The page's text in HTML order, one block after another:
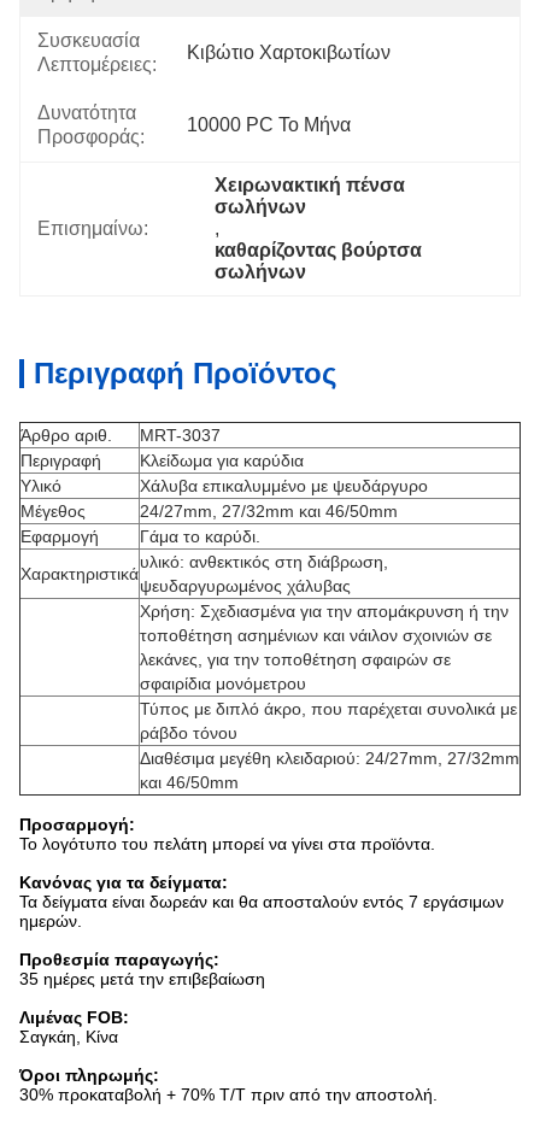
Συσκευασία
Λεπτομέρειες:
Κιβώτιο Χαρτοκιβωτίων
Δυνατότητα
Προσφοράς:
10000 PC Το Μήνα
Επισημαίνω:
Χειρωνακτική πένσα
σωλήνων
,
καθαρίζοντας βούρτσα
σωλήνων
Περιγραφή Προϊόντος
Άρθρο αριθ.
MRT-3037
Περιγραφή
Κλείδωμα για καρύδια
Υλικό
Χάλυβα επικαλυμμένο με ψευδάργυρο
Μέγεθος
24/27mm, 27/32mm και 46/50mm
Εφαρμογή
Γάμα το καρύδι.
Χαρακτηριστικά
υλικό: ανθεκτικός στη διάβρωση,
ψευδαργυρωμένος χάλυβας
Χρήση: Σχεδιασμένα για την απομάκρυνση ή την
τοποθέτηση ασημένιων και νάιλον σχοινιών σε
λεκάνες, για την τοποθέτηση σφαιρών σε
σφαιρίδια μονόμετρου
Τύπος με διπλό άκρο, που παρέχεται συνολικά με
ράβδο τόνου
Διαθέσιμα μεγέθη κλειδαριού: 24/27mm, 27/32mm
και 46/50mm
Προσαρμογή:
Το λογότυπο του πελάτη μπορεί να γίνει στα προϊόντα.
Κανόνας για τα δείγματα:
Τα δείγματα είναι δωρεάν και θα αποσταλούν εντός 7 εργάσιμων
ημερών.
Προθεσμία παραγωγής:
35 ημέρες μετά την επιβεβαίωση
Λιμένας FOB:
Σαγκάη, Κίνα
Όροι πληρωμής:
30% προκαταβολή + 70% T/T πριν από την αποστολή.